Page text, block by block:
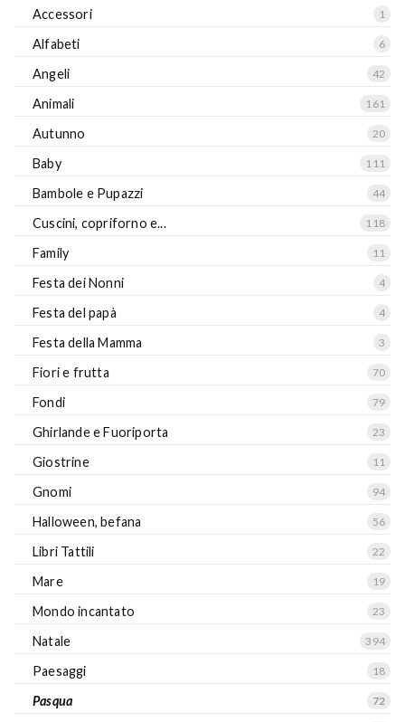
Accessori 1
Alfabeti 6
Angeli 42
Animali 161
Autunno 20
Baby 111
Bambole e Pupazzi 44
Cuscini, copriforno e... 118
Family 11
Festa dei Nonni 4
Festa del papà 4
Festa della Mamma 3
Fiori e frutta 70
Fondi 79
Ghirlande e Fuoriporta 23
Giostrine 11
Gnomi 94
Halloween, befana 56
Libri Tattili 22
Mare 19
Mondo incantato 23
Natale 394
Paesaggi 18
Pasqua 72